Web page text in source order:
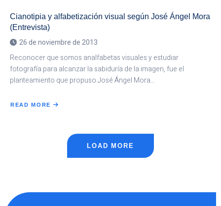
Cianotipia y alfabetización visual según José Ángel Mora
(Entrevista)
26 de noviembre de 2013
Reconocer que somos analfabetas visuales y estudiar
fotografía para alcanzar la sabiduría de la imagen, fue el
planteamiento que propuso José Ángel Mora…
READ MORE
ABOUT
LOAD MORE